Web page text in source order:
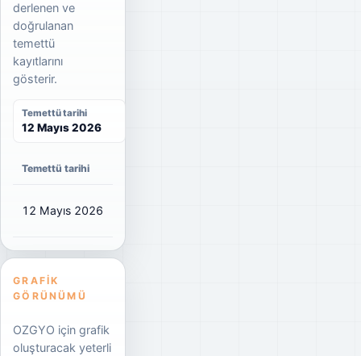
derlenen ve
doğrulanan
temettü
kayıtlarını
gösterir.
Temettü tarihi
12 Mayıs 2026
Temettü tarihi
12 Mayıs 2026
GRAFIK
GÖRÜNÜMÜ
OZGYO için grafik
oluşturacak yeterli